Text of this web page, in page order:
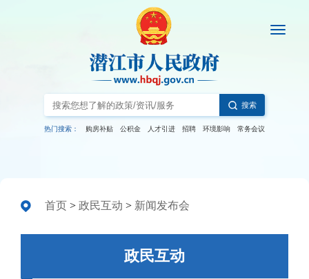
搜索
热门搜索： 购房补贴 公积金 人才引进 招聘 环境影响 常务会议
首页 > 政民互动 > 新闻发布会
政民互动